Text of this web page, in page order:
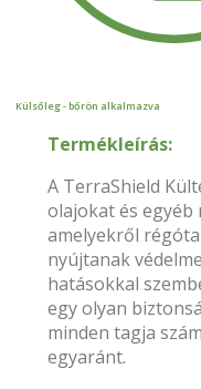
Külsőleg - bőrön alkalmazva
Termékleírás:
A TerraShield
olajokat és
amelyekről
nyújtanak
hatásokkal
egy olyan
minden tagja
egyaránt.